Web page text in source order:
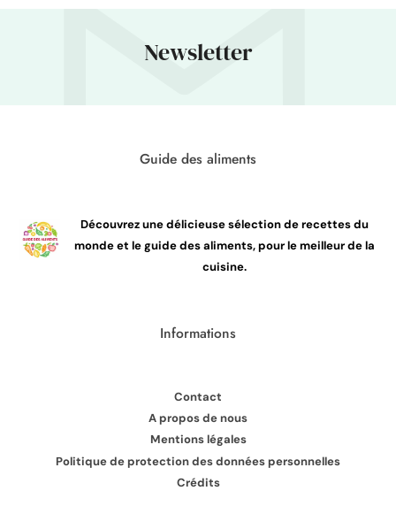
Newsletter
Guide des aliments
Découvrez une délicieuse sélection de recettes du
monde et le guide des aliments, pour le meilleur de la
cuisine.
Informations
Contact
A propos de nous
Mentions légales
Politique de protection des données personnelles
Crédits